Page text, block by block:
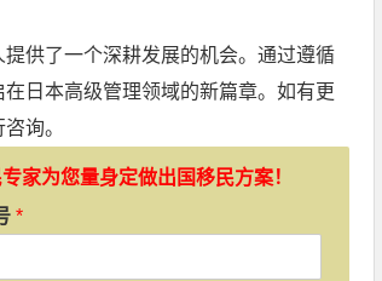
供了一个深耕发展的机会。通过遵循
日本高级管理领域的新篇章。如有更
询。
家为您量身定做出国移民方案！
*